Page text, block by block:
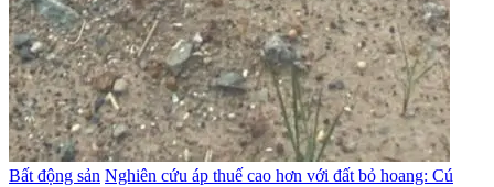
Bất động sản Nghiên cứu áp thuế cao hơn với đất bỏ hoang: Cú